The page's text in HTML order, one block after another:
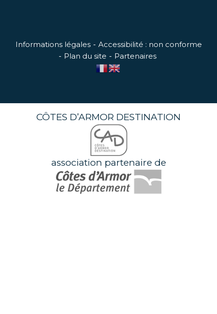
Informations légales
Accessibilité : non conforme
Plan du site
Partenaires
CÔTES D’ARMOR DESTINATION
association partenaire de